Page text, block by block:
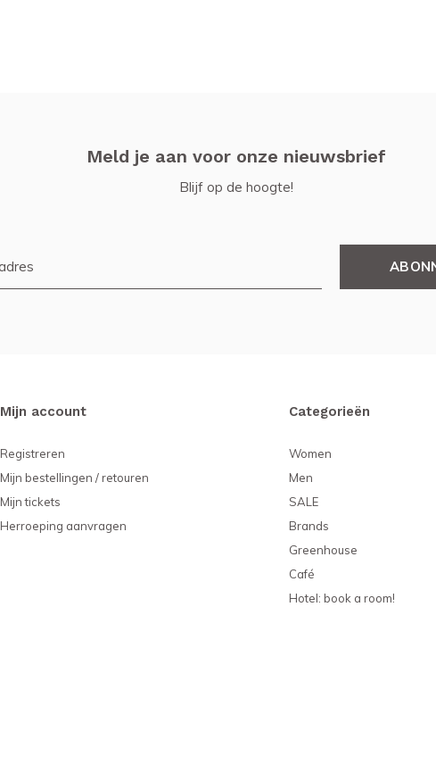
Meld je aan voor onze nieuwsbrief
Blijf op de hoogte!
Mijn account
Registreren
Mijn bestellingen / retouren
Mijn tickets
Herroeping aanvragen
Categorieën
Women
Men
SALE
Brands
Greenhouse
Café
Hotel: book a room!